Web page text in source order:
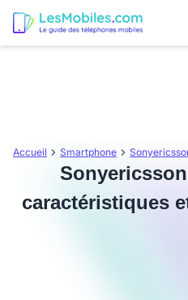
Accueil Smartphone
caractéristiques